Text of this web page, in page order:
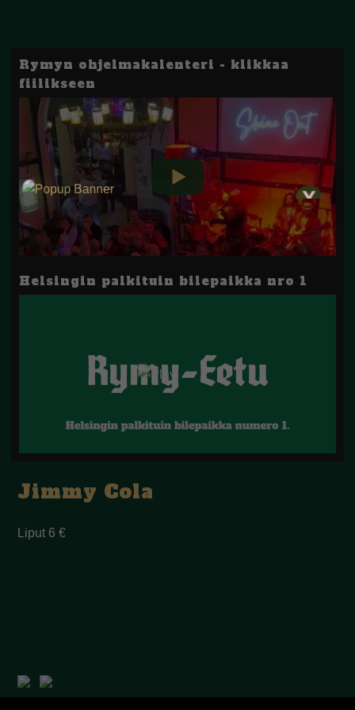
Rymyn ohjelmakalenteri - klikkaa
fiilikseen
Helsingin palkituin bilepaikka nro 1
Jimmy Cola
Liput 6 €